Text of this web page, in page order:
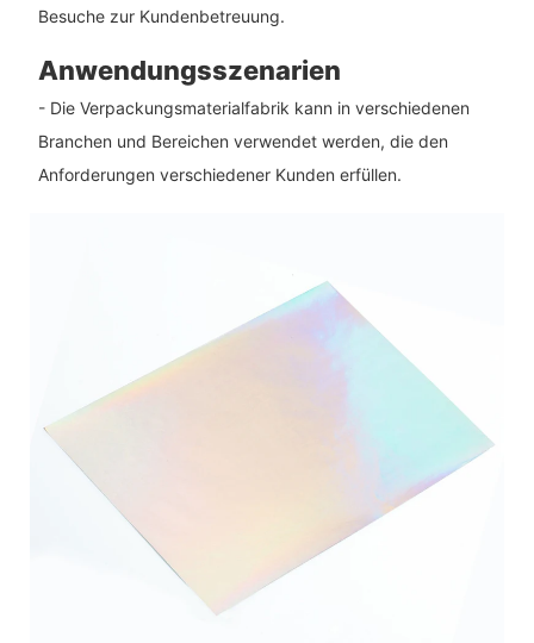
Besuche zur Kundenbetreuung.
Anwendungsszenarien
- Die Verpackungsmaterialfabrik kann in verschiedenen
Branchen und Bereichen verwendet werden, die den
Anforderungen verschiedener Kunden erfüllen.